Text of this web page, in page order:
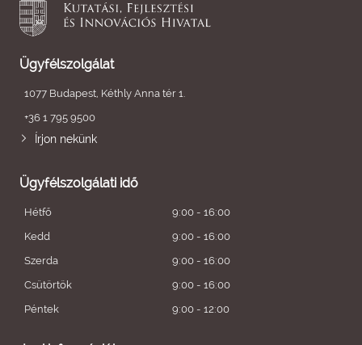
Ügyfélszolgálat
1077 Budapest, Kéthly Anna tér 1.
+36 1 795 9500
Írjon nekünk
Ügyfélszolgálati idő
Hétfő
9:00 - 16:00
Kedd
9:00 - 16:00
Szerda
9:00 - 16:00
Csütörtök
9:00 - 16:00
Péntek
9:00 - 12:00